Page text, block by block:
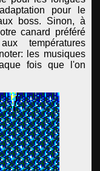
pour le
boss. Sinon, à
canard préféré
températures
les musiques
fois que l'on